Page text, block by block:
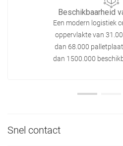
Beschikbaarheid
Een modern logistiek
oppervlakte van
dan 68.000
dan 1500.000
Snel contact